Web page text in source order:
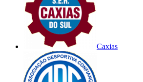
Caxias